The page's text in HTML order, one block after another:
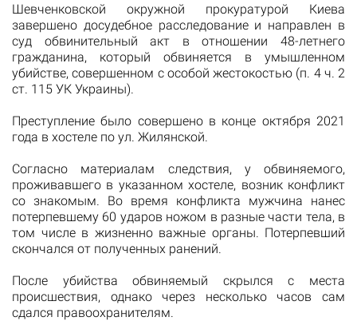
Шевченковской окружной прокуратурой Киева
завершено досудебное расследование и направлен в
суд обвинительный акт в отношении 48-летнего
гражданина, который обвиняется в умышленном
убийстве, совершенном с особой жестокостью (п. 4 ч. 2
ст. 115 УК Украины).
Преступление было совершено в конце октября 2021
года в хостеле по ул. Жилянской.
Согласно материалам следствия, у обвиняемого,
проживавшего в указанном хостеле, возник конфликт
со знакомым. Во время конфликта мужчина нанес
потерпевшему 60 ударов ножом в разные части тела, в
том числе в жизненно важные органы. Потерпевший
скончался от полученных ранений.
После убийства обвиняемый скрылся с места
происшествия, однако через несколько часов сам
сдался правоохранителям.